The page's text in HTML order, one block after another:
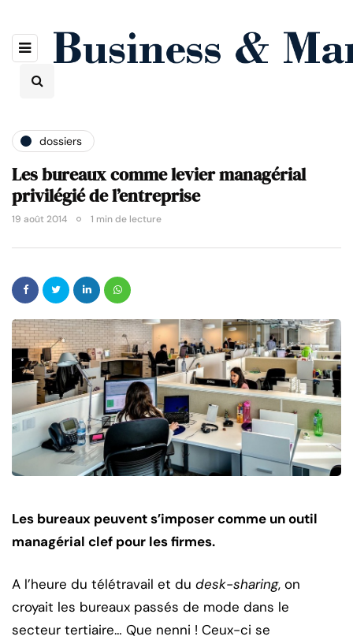
dossiers
Les bureaux comme levier managérial
privilégié de l’entreprise
19 août 2014 1 min de lecture
Les bureaux peuvent s’imposer comme un outil
managérial clef pour les firmes.
A l’heure du télétravail et du desk-sharing, on
croyait les bureaux passés de mode dans le
secteur tertiaire… Que nenni ! Ceux-ci se